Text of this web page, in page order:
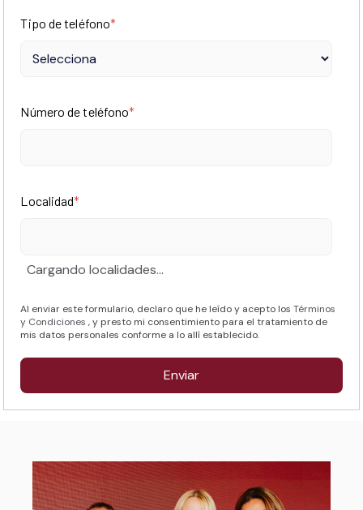
Tipo de teléfono*
Número de teléfono*
Localidad*
Cargando localidades...
Al enviar este formulario, declaro que he leído y acepto losTérminos
y Condiciones, y presto mi consentimiento para el tratamiento de
mis datos personales conforme a lo allí establecido.